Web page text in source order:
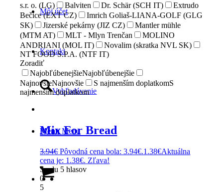
Môj účet
Kontakt
Vyhľadávanie
Menu Menu
s.r. o. (LG)
Balviten Dr. Schär (SCH IT)
Extrudo
Bečice (EXT CZ)
Imrich Goliaš-LIANA-GOLF (GLG
SK)
Jizerské pekárny (JIZ CZ)
Mantler mühle
(MTM AT)
MLT - Mlyn Trenčan
MOLINO
ANDRIANI (MOL IT)
Novalim (skratka NVL SK)
NT FOOD S.P.A. (NTF IT)
Zoradiť
NajobľúbenejšieNajobľúbenejšie
NajnovšieNajnovšie S najmenším doplatkomS
najmenším doplatkom
Mix For Bread
3.94€ Pôvodná cena bola: 3.94€.1.38€Aktuálna
cena je: 1.38€. Zľava!
Spolu 5 hlasov
0
5